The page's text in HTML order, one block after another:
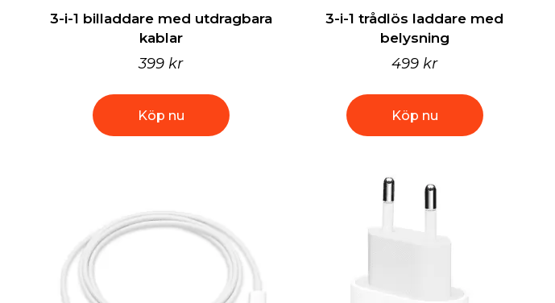
3-i-1 billaddare med utdragbara
kablar
399 kr
Köp nu
3-i-1 trådlös laddare med
belysning
499 kr
Köp nu